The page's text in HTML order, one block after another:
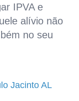
IPVA e
alívio não
no seu
Jacinto AL